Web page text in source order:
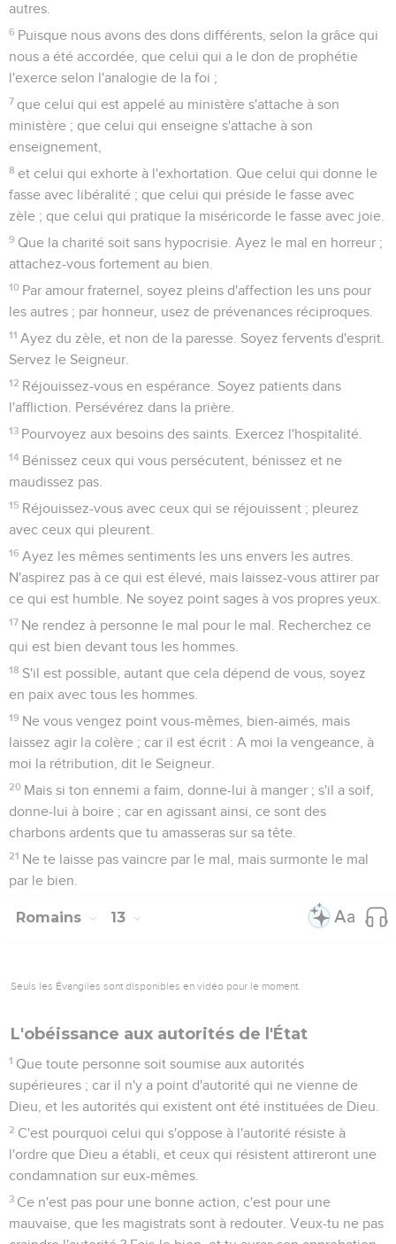
autres.
6 Puisque nous avons des dons différents, selon la grâce qui
nous a été accordée, que celui qui a le don de prophétie
l'exerce selon l'analogie de la foi ;
7 que celui qui est appelé au ministère s'attache à son
ministère ; que celui qui enseigne s'attache à son
enseignement,
8 et celui qui exhorte à l'exhortation. Que celui qui donne le
fasse avec libéralité ; que celui qui préside le fasse avec
zèle ; que celui qui pratique la miséricorde le fasse avec joie.
9 Que la charité soit sans hypocrisie. Ayez le mal en horreur ;
attachez-vous fortement au bien.
10 Par amour fraternel, soyez pleins d'affection les uns pour
les autres ; par honneur, usez de prévenances réciproques.
11 Ayez du zèle, et non de la paresse. Soyez fervents d'esprit.
Servez le Seigneur.
12 Réjouissez-vous en espérance. Soyez patients dans
l'affliction. Persévérez dans la prière.
13 Pourvoyez aux besoins des saints. Exercez l'hospitalité.
14 Bénissez ceux qui vous persécutent, bénissez et ne
maudissez pas.
15 Réjouissez-vous avec ceux qui se réjouissent ; pleurez
avec ceux qui pleurent.
16 Ayez les mêmes sentiments les uns envers les autres.
N'aspirez pas à ce qui est élevé, mais laissez-vous attirer par
ce qui est humble. Ne soyez point sages à vos propres yeux.
17 Ne rendez à personne le mal pour le mal. Recherchez ce
qui est bien devant tous les hommes.
18 S'il est possible, autant que cela dépend de vous, soyez
en paix avec tous les hommes.
19 Ne vous vengez point vous-mêmes, bien-aimés, mais
laissez agir la colère ; car il est écrit : A moi la vengeance, à
moi la rétribution, dit le Seigneur.
20 Mais si ton ennemi a faim, donne-lui à manger ; s'il a soif,
donne-lui à boire ; car en agissant ainsi, ce sont des
charbons ardents que tu amasseras sur sa tête.
21 Ne te laisse pas vaincre par le mal, mais surmonte le mal
par le bien.
Romains 13
Seuls les Évangiles sont disponibles en vidéo pour le moment.
L'obéissance aux autorités de l'État
1 Que toute personne soit soumise aux autorités
supérieures ; car il n'y a point d'autorité qui ne vienne de
Dieu, et les autorités qui existent ont été instituées de Dieu.
2 C'est pourquoi celui qui s'oppose à l'autorité résiste à
l'ordre que Dieu a établi, et ceux qui résistent attireront une
condamnation sur eux-mêmes.
3 Ce n'est pas pour une bonne action, c'est pour une
mauvaise, que les magistrats sont à redouter. Veux-tu ne pas